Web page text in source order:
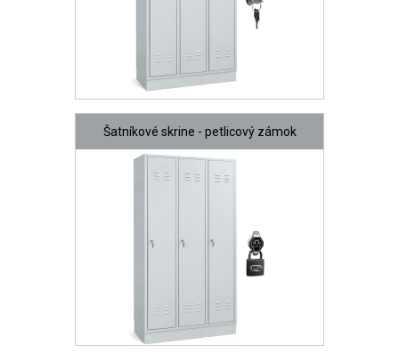
Šatníkové skrine - petlicový zámok